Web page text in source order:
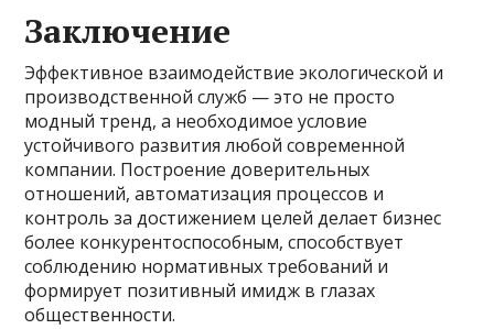
Заключение
Эффективное взаимодействие экологической и
производственной служб — это не просто
модный тренд, а необходимое условие
устойчивого развития любой современной
компании. Построение доверительных
отношений, автоматизация процессов и
контроль за достижением целей делает бизнес
более конкурентоспособным, способствует
соблюдению нормативных требований и
формирует позитивный имидж в глазах
общественности.